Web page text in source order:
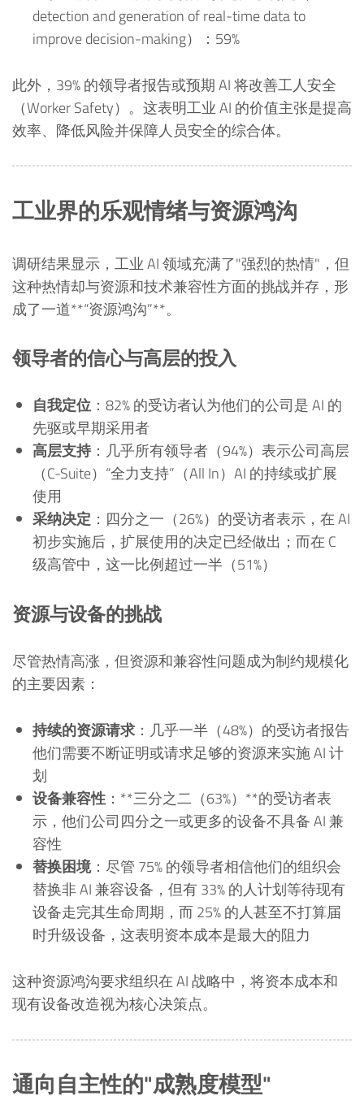
detection and generation of real-time data to
improve decision-making）：59%
此外，39% 的领导者报告或预期 AI 将改善工人安全
（Worker Safety）。这表明工业 AI 的价值主张是提高
效率、降低风险并保障人员安全的综合体。
工业界的乐观情绪与资源鸿沟
调研结果显示，工业 AI 领域充满了"强烈的热情"，但
这种热情却与资源和技术兼容性方面的挑战并存，形
成了一道**“资源鸿沟”**。
领导者的信心与高层的投入
自我定位 ：82% 的受访者认为他们的公司是 AI 的
先驱或早期采用者
高层支持：几乎所有领导者（94%）表示公司高层
（C-Suite）“全力支持”（All In）AI 的持续或扩展
使用
采纳决定 ：四分之一（26%）的受访者表示，在 AI
初步实施后，扩展使用的决定已经做出；而在 C
级高管中，这一比例超过一半（51%）
资源与设备的挑战
尽管热情高涨，但资源和兼容性问题成为制约规模化
的主要因素：
持续的资源请求 ：几乎一半（48%）的受访者报告
他们需要不断证明或请求足够的资源来实施 AI 计
划
设备兼容性 ：**三分之二（63%）**的受访者表
示，他们公司四分之一或更多的设备不具备 AI 兼
容性
替换困境：尽管 75% 的领导者相信他们的组织会
替换非 AI 兼容设备，但有 33% 的人计划等待现有
设备走完其生命周期，而 25% 的人甚至不打算届
时升级设备，这表明资本成本是最大的阻力
这种资源鸿沟要求组织在 AI 战略中，将资本成本和
现有设备改造视为核心决策点。
通向自主性的"成熟度模型"